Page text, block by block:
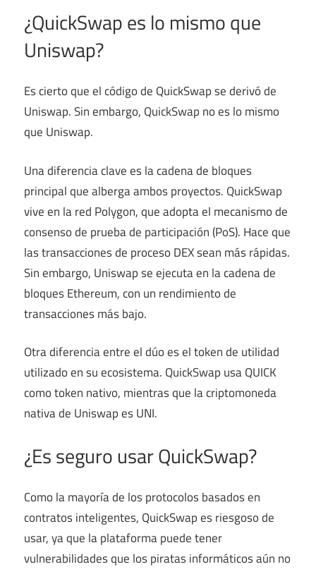
¿QuickSwap es lo mismo que
Uniswap?
Es cierto que el código de QuickSwap se derivó de
Uniswap. Sin embargo, QuickSwap no es lo mismo
que Uniswap.
Una diferencia clave es la cadena de bloques
principal que alberga ambos proyectos. QuickSwap
vive en la red Polygon, que adopta el mecanismo de
consenso de prueba de participación (PoS). Hace que
las transacciones de proceso DEX sean más rápidas.
Sin embargo, Uniswap se ejecuta en la cadena de
bloques Ethereum, con un rendimiento de
transacciones más bajo.
Otra diferencia entre el dúo es el token de utilidad
utilizado en su ecosistema. QuickSwap usa QUICK
como token nativo, mientras que la criptomoneda
nativa de Uniswap es UNI.
¿Es seguro usar QuickSwap?
Como la mayoría de los protocolos basados ​​en
contratos inteligentes, QuickSwap es riesgoso de
usar, ya que la plataforma puede tener
vulnerabilidades que los piratas informáticos aún no